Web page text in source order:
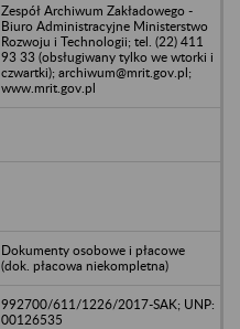
Zespół Archiwum Zakładowego -
Biuro Administracyjne Ministerstwo
Rozwoju i Technologii; tel. (22) 411
93 33 (obsługiwany tylko we wtorki i
czwartki); archiwum@mrit.gov.pl;
www.mrit.gov.pl
Dokumenty osobowe i płacowe
(dok. płacowa niekompletna)
992700/611/1226/2017-SAK; UNP:
00126535